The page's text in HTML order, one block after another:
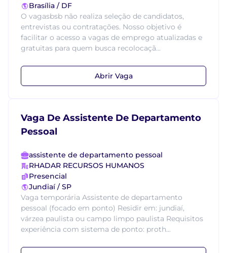
Brasília / DF
O vagasbsb não realiza seleção de candidatos,
entrevistas ou contratações. Nosso objetivo é
facilitar o acesso a vagas de emprego atualizadas e
gratuitas para quem busca recolocaçã...
Abrir Vaga
Vaga De Assistente De Departamento
Pessoal
assistente de departamento pessoal
RHADAR RECURSOS HUMANOS
Presencial
Jundiaí / SP
Vaga temporária Assistente de departamento
pessoal (focado em ponto) Residir em: jundiaí,
várzea paulista ou campo limpo paulista Requisitos
experiência com sistema de ponto: proth...